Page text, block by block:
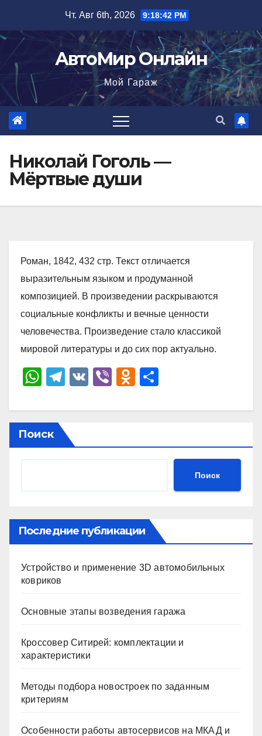
содержимому
Чт. Авг 6th, 2026 9:18:43 PM
АвтоМир Онлайн
Мой Гараж
Николай Гоголь —
Мёртвые души
Роман, 1842, 432 стр. Текст отличается
выразительным языком и продуманной
композицией. В произведении раскрываются
социальные конфликты и вечные ценности
человечества. Произведение стало классикой
мировой литературы и до сих пор актуально.
W
at
s
A
T
e
gr
a
V
Vi
er
O
n
kl
ki
р
в
ть
Поиск
Поиск
Последние публикации
Устройство и применение 3D автомобильных
ковриков
Основные этапы возведения гаража
Кроссовер Ситирей: комплектации и
характеристики
Методы подбора новостроек по заданным
критериям
Особенности работы автосервисов на МКАД и